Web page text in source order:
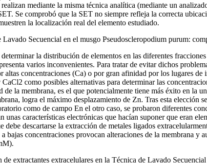
mediante la misma técnica analítica (mediante un
Se comprobó que la SET no siempre refleja la correcta
la localización real del elemento estudiado.
Secuencial en el musgo Pseudoscleropodium purum:
la distribución de elementos en las diferentes
varios inconvenientes. Para tratar de evitar dichos
altas concentraciones (Ca) o por gran afinidad por los lugares
como posibles alternativas para determinar las
de la membrana, es el que potencialmente tiene más éxito en
logra el máximo desplazamiento de Zn. Tras esta
como de campo En el otro caso, se probaron diferentes
unas características electrónicas que hacían suponer que eran
debe descartarse la extracción de metales ligados
bajas concentraciones provocan alteraciones de la membrana
extractantes extracelulares en la Técnica de Lavado